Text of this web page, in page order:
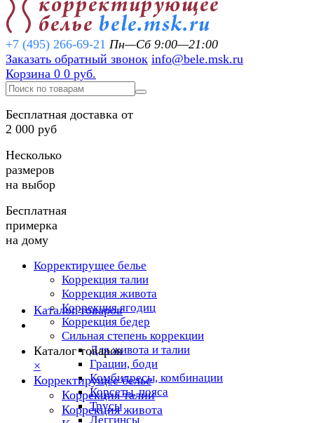
+7 (495) 266-69-21 Пн—Сб 9:00—21:00
Заказать обратный звонок info@bele.msk.ru
Корзина 0 0 руб.
Бесплатная доставка от
2 000 руб
Несколько
размеров
на выбор
Бесплатная
примерка
на дому
Корректирущее белье
Коррекция талии
Коррекция живота
Коррекция ягодиц
Коррекция бедер
Сильная степень коррекции
Для живота и талии
Грации, боди
Комбидресы, комбинации
Корсеты, пояса
Трусы
Леггинсы
Каталог товаров
Каталог товаров
×
Корректирущее белье
Коррекция талии
Коррекция живота